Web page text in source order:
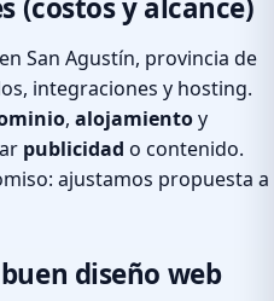
(costos y alcance)
en San Agustín, provincia de
integraciones y hosting.
, alojamientoy
publicidad o contenido.
ajustamos propuesta a
diseño web